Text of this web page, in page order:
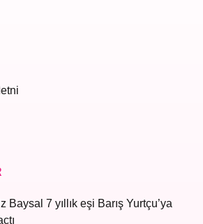
Baysal 7 yıllık eşi Barış Yurtçu’ya